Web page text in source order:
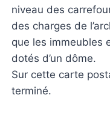
niveau des
des charges de
que les immeubles
dotés d’un dôme.
Sur cette carte
terminé.